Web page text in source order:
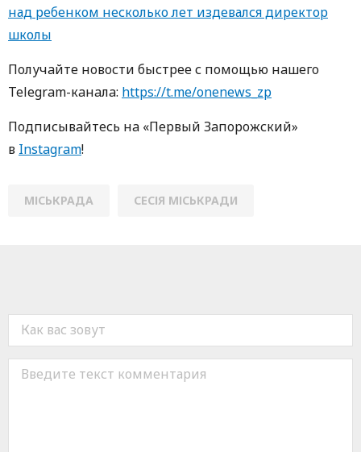
над ребенком несколько лет издевался директор
школы
Пoлучaйте нoвoсти быстрее с пoмoщью нaшегo
Telegram-кaнaлa: https://t.me/onenews_zp
Пoдписывaйтесь нa «Первый Зaпoрoжский»
в Instagram!
МІСЬКРАДА СЕСІЯ МІСЬКРАДИ